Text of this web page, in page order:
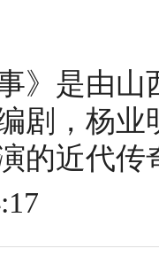
》是由
剧，杨
的近代传